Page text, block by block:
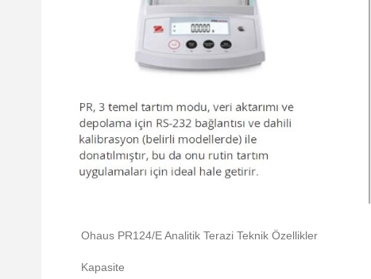
Ohaus PR124/E Analitik Terazi Teknik Özellikler
Kapasite